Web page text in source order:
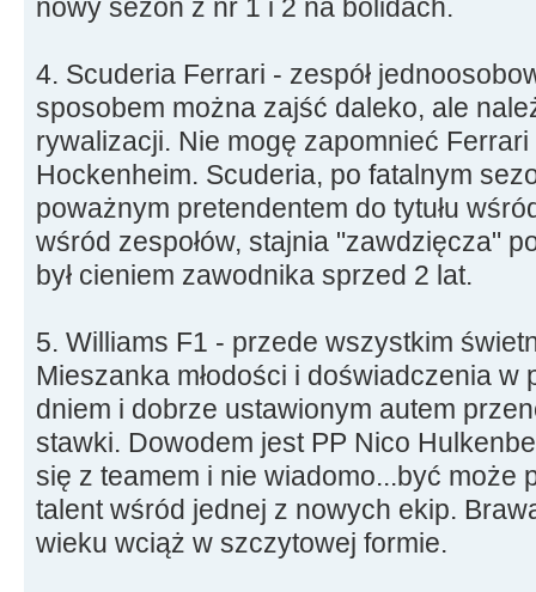
nowy sezon z nr 1 i 2 na bolidach.
4. Scuderia Ferrari - zespół
sposobem można zajść daleko, ale
rywalizacji. Nie mogę zapomnieć
Hockenheim. Scuderia, po fatalnym
poważnym pretendentem do tytułu
wśród zespołów, stajnia "zawdzięcza"
był cieniem zawodnika sprzed 2 lat.
5. Williams F1 - przede wszystkim
Mieszanka młodości i doświadczenia w
dniem i dobrze ustawionym autem
stawki. Dowodem jest PP Nico
się z teamem i nie wiadomo...być może
talent wśród jednej z nowych ekip.
wieku wciąż w szczytowej formie.